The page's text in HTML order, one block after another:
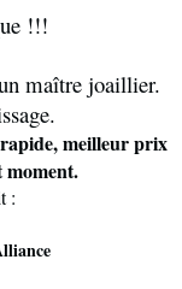
!!!
maître joaillier.
meilleur prix
moment.
: